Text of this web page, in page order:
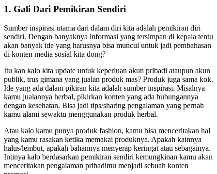
1. Gali Dari Pemikiran Sendiri
Sumber inspirasi utama dari dalam diri kita adalah pemikiran diri
sendiri. Dengan banyaknya informasi yang tersimpan di kepala tentu
akan banyak ide yang harusnya bisa muncul untuk jadi pembahasan
di konten media sosial kita dong?
Itu kan kalo kita update untuk keperluan akun pribadi ataupun akun
publik, trus gimana yang jualan produk mas? Produk juga sama kok.
Ide yang ada dalam pikiran kita adalah sumber inspirasi. Misalnya
kamu jualannya herbal, pikirkan konten yang ada hubungannya
dengan kesehatan. Bisa jadi tips/sharing pengalaman yang pernah
kamu alami sewaktu menggunakan produk herbal.
Atau kalo kamu punya produk fashion, kamu bisa menceritakan hal
yang kamu rasakan ketika memakai produknya. Apakah kainnya
halus/lembut, apakah bahannya menyerap keringat atau sebagainya.
Intinya kalo berdasarkan pemikiran sendiri kemungkinan kamu akan
menceritakan pengalaman pribadimu menjadi sebuah konten